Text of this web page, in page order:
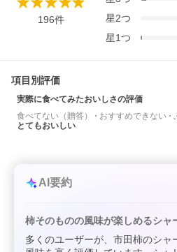
196件
星2つ
星1つ
項目別評価
実際に食べてみたおいしさの評価
食べてない（贈答）
おすすめできない
とてもおいしい
AI要約
柿そのものの風味が楽しめるシャ
多くのユーザーが、市田柿のシャ